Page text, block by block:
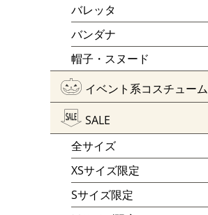
バレッタ
バンダナ
帽子・スヌード
イベント系コスチューム
SALE
全サイズ
XSサイズ限定
Sサイズ限定